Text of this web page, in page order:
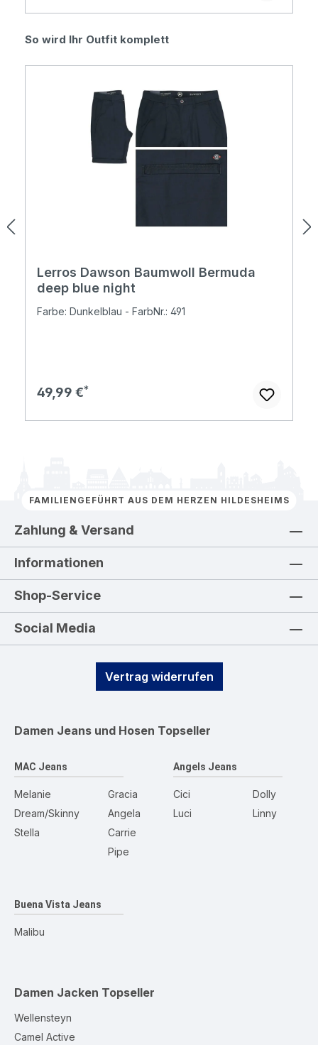
Produktgalerie überspringen
So wird Ihr Outfit komplett
Lerros Dawson Baumwoll Bermuda
deep blue night
Farbe: Dunkelblau - FarbNr.: 491
Regulärer Preis:
49,99 €
FAMILIENGEFÜHRT AUS DEM HERZEN HILDESHEIMS
Zahlung & Versand
Informationen
Shop-Service
Social Media
Vertrag widerrufen
Damen Jeans und Hosen Topseller
MAC Jeans
Melanie
Dream/Skinny
Stella
Gracia
Angela
Carrie
Pipe
Angels Jeans
Cici
Luci
Dolly
Linny
Buena Vista Jeans
Malibu
Damen Jacken Topseller
Wellensteyn
Camel Active